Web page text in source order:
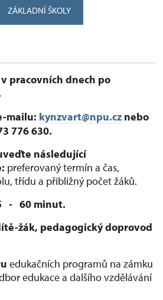
ZÁKLADNÍ ŠKOLY
pracovních dnech po
mailu: kynzvart@npu.cz nebo
776 630.
následující
preferovaný termín a čas,
třídu a přibližný počet žáků.
- 60 minut.
žák, pedagogický doprovod
edukačních programů na zámku
edukace a dalšího vzdělávání